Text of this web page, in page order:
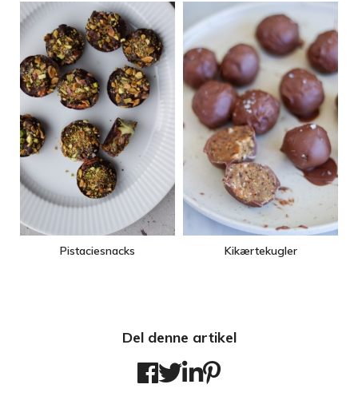
Pistaciesnacks Kikærtekugler
Del denne artikel